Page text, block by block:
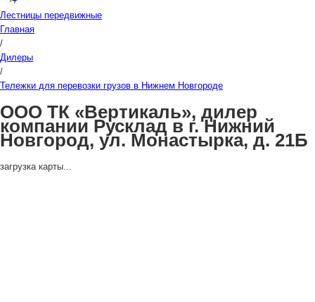
Лестницы передвижные
Главная
/
Дилеры
/
Тележки для перевозки грузов в Нижнем Новгороде
ООО ТК «Вертикаль», дилер
компании Русклад в г. Нижний
Новгород, ул. Монастырка, д. 21Б
загрузка карты...